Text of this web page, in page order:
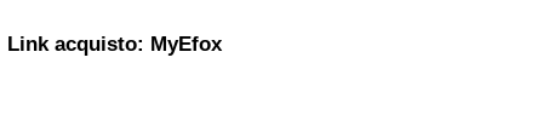
Link acquisto: MyEfox